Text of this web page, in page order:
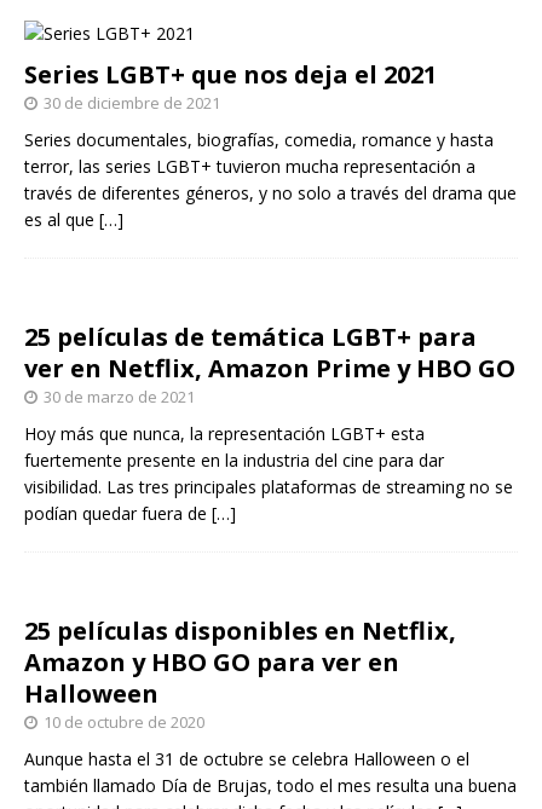
Series LGBT+ que nos deja el 2021
30 de diciembre de 2021
Series documentales, biografías, comedia, romance y hasta
terror, las series LGBT+ tuvieron mucha representación a
través de diferentes géneros, y no solo a través del drama que
es al que […]
25 películas de temática LGBT+ para
ver en Netflix, Amazon Prime y HBO GO
30 de marzo de 2021
Hoy más que nunca, la representación LGBT+ esta
fuertemente presente en la industria del cine para dar
visibilidad. Las tres principales plataformas de streaming no se
podían quedar fuera de […]
25 películas disponibles en Netflix,
Amazon y HBO GO para ver en
Halloween
10 de octubre de 2020
Aunque hasta el 31 de octubre se celebra Halloween o el
también llamado Día de Brujas, todo el mes resulta una buena